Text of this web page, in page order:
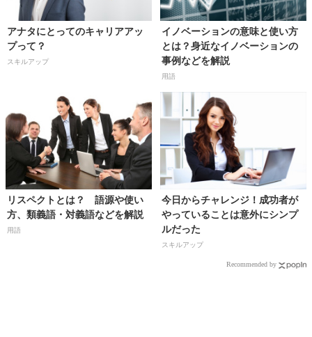
アナタにとってのキャリアアッ
プって？
スキルアップ
イノベーションの意味と使い方
とは？身近なイノベーションの
事例などを解説
用語
リスペクトとは？ 語源や使い
方、類義語・対義語などを解説
用語
今日からチャレンジ！成功者が
やっていることは意外にシンプ
ルだった
スキルアップ
Recommended by